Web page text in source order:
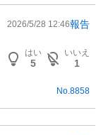
2026/5/28 12:46報告
はい
5
いいえ
1
No. 8858